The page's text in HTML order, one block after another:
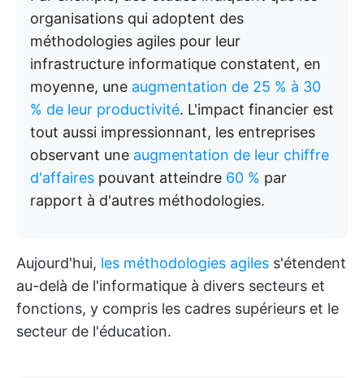
organisations qui adoptent des
méthodologies agiles pour leur
infrastructure informatique constatent, en
moyenne, une augmentation de 25 % à 30
% de leur productivité. L'impact financier est
tout aussi impressionnant, les entreprises
observant une augmentation de leur chiffre
d'affaires pouvant atteindre 60 % par
rapport à d'autres méthodologies.
Aujourd'hui, les méthodologies agiles s'étendent
au-delà de l'informatique à divers secteurs et
fonctions, y compris les cadres supérieurs et le
secteur de l'éducation.